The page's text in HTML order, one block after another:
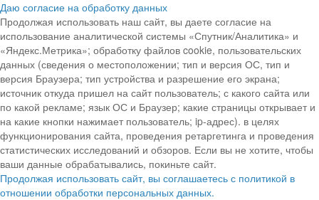
Даю согласие на обработку данных
Продолжая использовать наш сайт, вы даете согласие на
использование аналитической системы «Спутник/Аналитика» и
«Яндекс.Метрика»; обработку файлов cookie, пользовательских
данных (сведения о местоположении; тип и версия ОС, тип и
версия Браузера; тип устройства и разрешение его экрана;
источник откуда пришел на сайт пользователь; с какого сайта или
по какой рекламе; язык ОС и Браузер; какие страницы открывает и
на какие кнопки нажимает пользователь; ip-адрес). в целях
функционирования сайта, проведения ретаргетинга и проведения
статистических исследований и обзоров. Если вы не хотите, чтобы
ваши данные обрабатывались, покиньте сайт.
Продолжая использовать сайт, вы соглашаетесь с политикой в
отношении обработки персональных данных.